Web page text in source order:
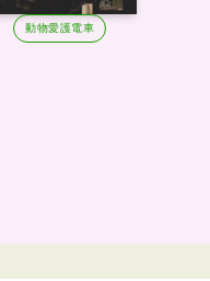
動物愛護電車